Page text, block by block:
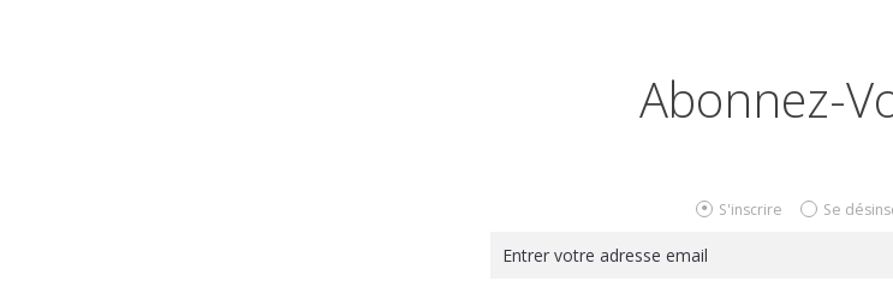
Abonnez-
S'inscrire Se